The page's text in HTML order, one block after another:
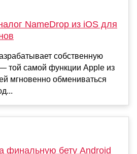
NameDrop из iOS для
собственную
той самой функции Apple из
мгновенно обмениваться
финальную бету Android